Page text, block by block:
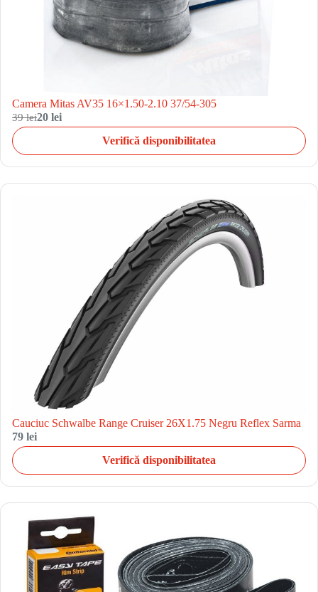
Camera Mitas AV35 16×1.50-2.10 37/54-305
39 lei20 lei
Verifică disponibilitatea
Cauciuc Schwalbe Range Cruiser 26X1.75 Negru Reflex Sarma
79 lei
Verifică disponibilitatea